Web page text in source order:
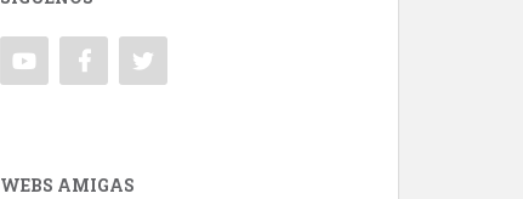
WEBS AMIGAS